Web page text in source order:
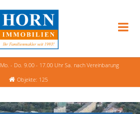
Mo. - Do. 9.00 - 17.00 Uhr Sa. nach Vereinbarung
Objekte: 125